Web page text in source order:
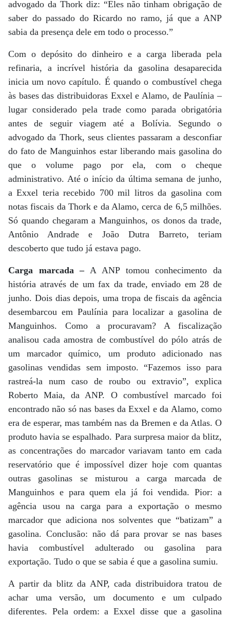
advogado da Thork diz: “Eles não tinham obrigação de
saber do passado do Ricardo no ramo, já que a ANP
sabia da presença dele em todo o processo.”
Com o depósito do dinheiro e a carga liberada pela
refinaria, a incrível história da gasolina desaparecida
inicia um novo capítulo. É quando o combustível chega
às bases das distribuidoras Exxel e Alamo, de Paulínia –
lugar considerado pela trade como parada obrigatória
antes de seguir viagem até a Bolívia. Segundo o
advogado da Thork, seus clientes passaram a desconfiar
do fato de Manguinhos estar liberando mais gasolina do
que o volume pago por ela, com o cheque
administrativo. Até o início da última semana de junho,
a Exxel teria recebido 700 mil litros da gasolina com
notas fiscais da Thork e da Alamo, cerca de 6,5 milhões.
Só quando chegaram a Manguinhos, os donos da trade,
Antônio Andrade e João Dutra Barreto, teriam
descoberto que tudo já estava pago.
Carga marcada –A ANP tomou conhecimento da
história através de um fax da trade, enviado em 28 de
junho. Dois dias depois, uma tropa de fiscais da agência
desembarcou em Paulínia para localizar a gasolina de
Manguinhos. Como a procuravam? A fiscalização
analisou cada amostra de combustível do pólo atrás de
um marcador químico, um produto adicionado nas
gasolinas vendidas sem imposto. “Fazemos isso para
rastreá-la num caso de roubo ou extravio”, explica
Roberto Maia, da ANP. O combustível marcado foi
encontrado não só nas bases da Exxel e da Alamo, como
era de esperar, mas também nas da Bremen e da Atlas. O
produto havia se espalhado. Para surpresa maior da blitz,
as concentrações do marcador variavam tanto em cada
reservatório que é impossível dizer hoje com quantas
outras gasolinas se misturou a carga marcada de
Manguinhos e para quem ela já foi vendida. Pior: a
agência usou na carga para a exportação o mesmo
marcador que adiciona nos solventes que “batizam” a
gasolina. Conclusão: não dá para provar se nas bases
havia combustível adulterado ou gasolina para
exportação. Tudo o que se sabia é que a gasolina sumiu.
A partir da blitz da ANP, cada distribuidora tratou de
achar uma versão, um documento e um culpado
diferentes. Pela ordem: a Exxel disse que a gasolina